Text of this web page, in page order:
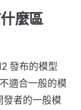
麼區
發布的模型
適合一般的模
發者的一般模